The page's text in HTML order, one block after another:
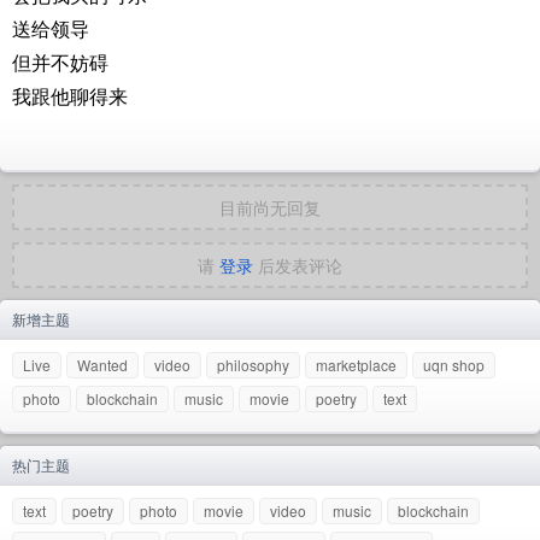
送给领导
但并不妨碍
我跟他聊得来
目前尚无回复
请 登录 后发表评论
新增主题
Live Wanted video philosophy marketplace
uqn shop
photo
blockchain music movie poetry text
热门主题
text poetry photo movie video music
blockchain